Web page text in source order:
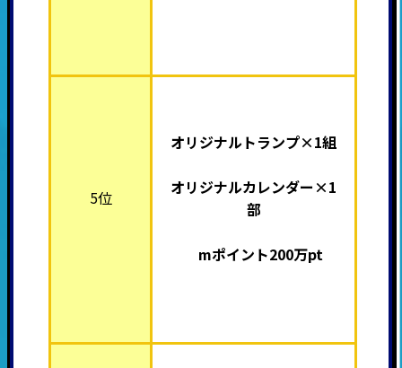
5位
オリジナルトランプ×1組
オリジナルカレンダー×1
部
mポイント200万pt